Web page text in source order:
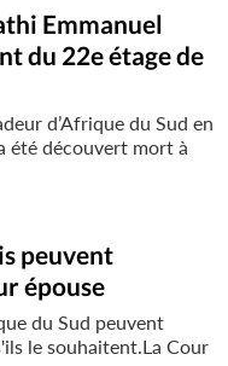
Emmanuel
du 22e étage de
d’Afrique du Sud en
été découvert mort à
peuvent
épouse
du Sud peuvent
le souhaitent.La Cour